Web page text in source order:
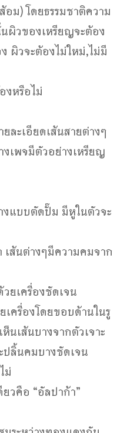
ม) โดยธรรมชาติความ
ผิวของเหรียญจะต้อง
ผิวจะต้องไม่ใหม่,ไม่มี
งหรือไม่
ละเอียดเส้นสายต่างๆ
เพจมีตัวอย่างเหรียญ
งแบบตัดปั๊ม มีหูในตัวจะ
เส้นต่างๆมีความคมจาก
ยเครื่องชัดเจน
เครื่องโดยขอบด้านในรู
นเส้นบางจากตัวเจาะ
ปลิ้นคมบางชัดเจน
ม่
ยวคือ “อัลปาก้า”